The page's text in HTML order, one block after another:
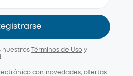
nuestros Términos de Uso y
.
con novedades, ofertas